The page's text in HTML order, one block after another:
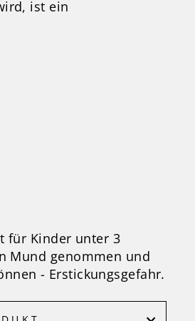
ist ein
für Kinder unter 3
Mund genommen und
- Erstickungsgefahr.